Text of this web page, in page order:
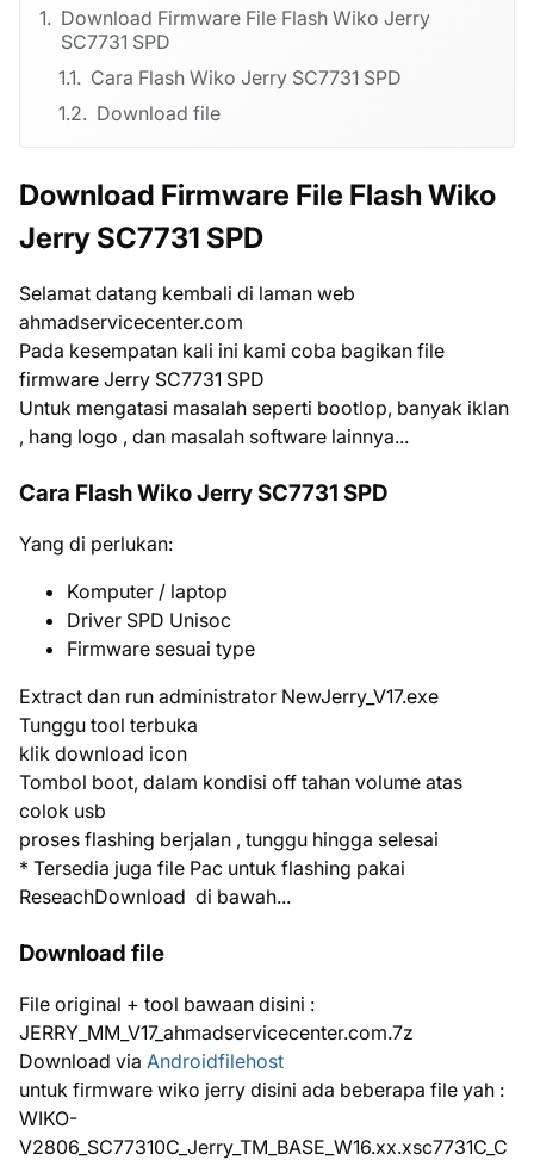
Download Firmware File Flash Wiko Jerry
SC7731 SPD
Cara Flash Wiko Jerry SC7731 SPD
Download file
Download Firmware File Flash Wiko
Jerry SC7731 SPD
Selamat datang kembali di laman web
ahmadservicecenter.com
Pada kesempatan kali ini kami coba bagikan file
firmware Jerry SC7731 SPD
Untuk mengatasi masalah seperti bootlop, banyak iklan
, hang logo , dan masalah software lainnya...
Cara Flash Wiko Jerry SC7731 SPD
Yang di perlukan:
Komputer / laptop
Driver SPD Unisoc
Firmware sesuai type
Extract dan run administrator NewJerry_V17.exe
Tunggu tool terbuka
klik download icon
Tombol boot, dalam kondisi off tahan volume atas
colok usb
proses flashing berjalan , tunggu hingga selesai
* Tersedia juga file Pac untuk flashing pakai
ReseachDownload di bawah...
Download file
File original + tool bawaan disini :
JERRY_MM_V17_ahmadservicecenter.com.7z
Download via Androidfilehost
untuk firmware wiko jerry disini ada beberapa file yah :
WIKO-
V2806_SC77310C_Jerry_TM_BASE_W16.xx.xsc7731C_C